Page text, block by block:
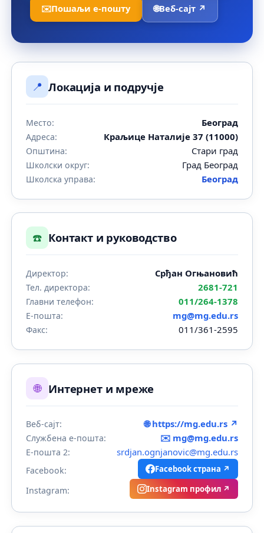
✉️Пошаљи е-пошту 🌐Веб-сајт ↗
📍 Локација и подручје
Место: Београд
Адреса: Краљице Наталије 37 (11000)
Општина: Стари град
Школски округ: Град Београд
Школска управа: Београд
☎️ Контакт и руководство
Директор: Срђан Огњановић
Тел. директора: 2681-721
Главни телефон: 011/264-1378
Е-пошта: mg@mg.edu.rs
Факс: 011/361-2595
🌐 Интернет и мреже
Веб-сајт: 🌐 https://mg.edu.rs ↗
Службена е-пошта: ✉️ mg@mg.edu.rs
Е-пошта 2: srdjan.ognjanovic@mg.edu.rs
Facebook: Facebook страна ↗
Instagram: Instagram профил ↗